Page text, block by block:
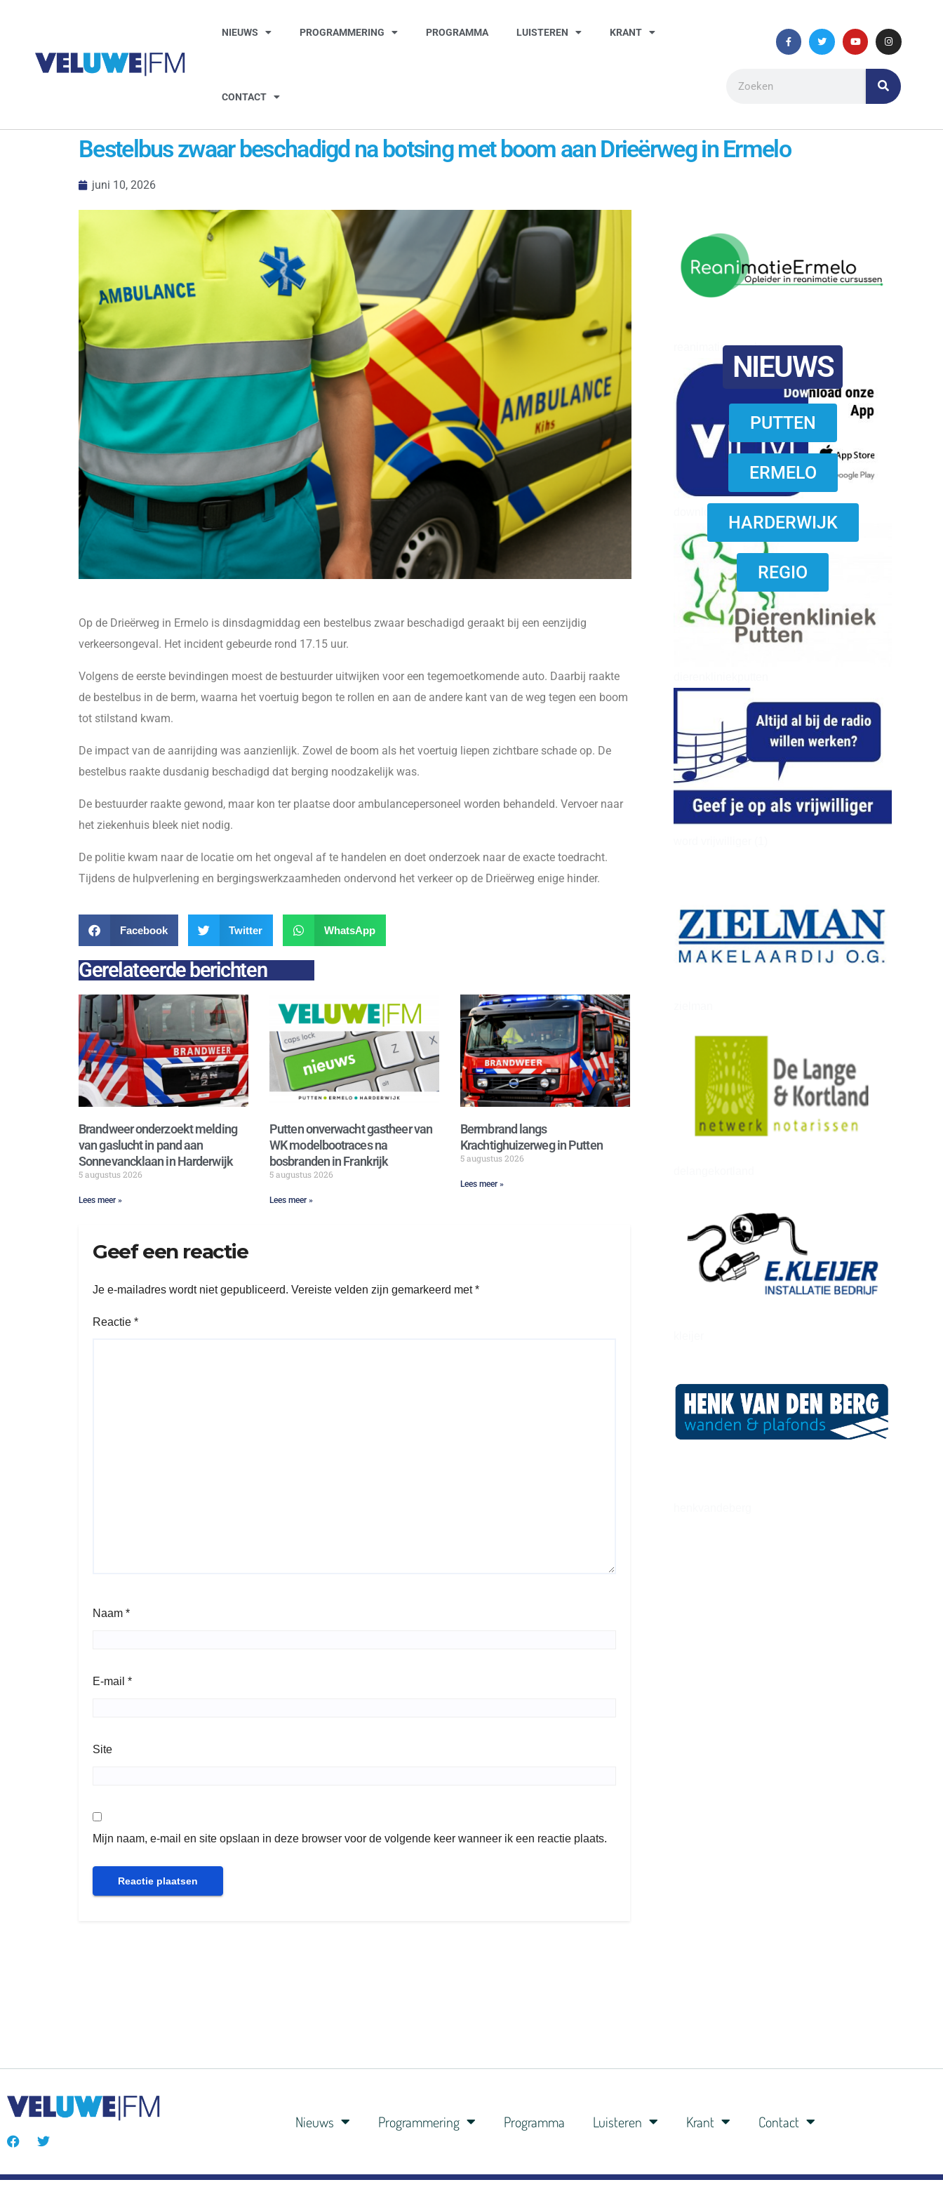
NIEUWS PROGRAMMERING PROGRAMMA LUISTEREN KRANT
CONTACT
Bestelbus zwaar beschadigd na botsing met boom aan Drieërweg in Ermelo
juni 10, 2026
reanimatie ermelo
NIEUWS
PUTTEN
ERMELO
HARDERWIJK
REGIO
Op de Drieërweg in Ermelo is dinsdagmiddag een bestelbus zwaar beschadigd geraakt bij een eenzijdig
verkeersongeval. Het incident gebeurde rond 17.15 uur.
Volgens de eerste bevindingen moest de bestuurder uitwijken voor een tegemoetkomende auto. Daarbij raakte
de bestelbus in de berm, waarna het voertuig begon te rollen en aan de andere kant van de weg tegen een boom
tot stilstand kwam.
De impact van de aanrijding was aanzienlijk. Zowel de boom als het voertuig liepen zichtbare schade op. De
bestelbus raakte dusdanig beschadigd dat berging noodzakelijk was.
De bestuurder raakte gewond, maar kon ter plaatse door ambulancepersoneel worden behandeld. Vervoer naar
het ziekenhuis bleek niet nodig.
De politie kwam naar de locatie om het ongeval af te handelen en doet onderzoek naar de exacte toedracht.
Tijdens de hulpverlening en bergingswerkzaamheden ondervond het verkeer op de Drieërweg enige hinder.
Facebook Twitter WhatsApp
Gerelateerde berichten
Brandweer onderzoekt melding
van gaslucht in pand aan
Sonnevancklaan in Harderwijk
5 augustus 2026
Lees meer »
Putten onverwacht gastheer van
WK modelbootraces na
bosbranden in Frankrijk
5 augustus 2026
Lees meer »
Bermbrand langs
Krachtighuizerweg in Putten
5 augustus 2026
Lees meer »
Geef een reactie
Je e-mailadres wordt niet gepubliceerd. Vereiste velden zijn gemarkeerd met*
Reactie *
Naam *
E-mail *
Site
Mijn naam, e-mail en site opslaan in deze browser voor de volgende keer wanneer ik een reactie plaats.
Nieuws Programmering Programma Luisteren Krant Contact